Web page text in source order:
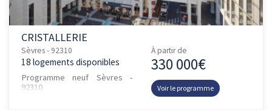
CRISTALLERIE
Sèvres - 92310
18 logements disponibles
Programme neuf Sèvres -
92310
À partir de
330 000€
Voir le programme